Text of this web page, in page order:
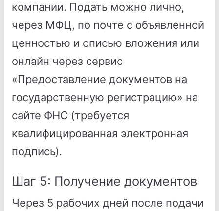
компании. Подать можно лично,
через МФЦ, по почте с объявленной
ценностью и описью вложения или
онлайн через сервис
«Предоставление документов на
государственную регистрацию» на
сайте ФНС (требуется
квалифицированная электронная
подпись).
Шаг 5: Получение документов
Через 5 рабочих дней после подачи